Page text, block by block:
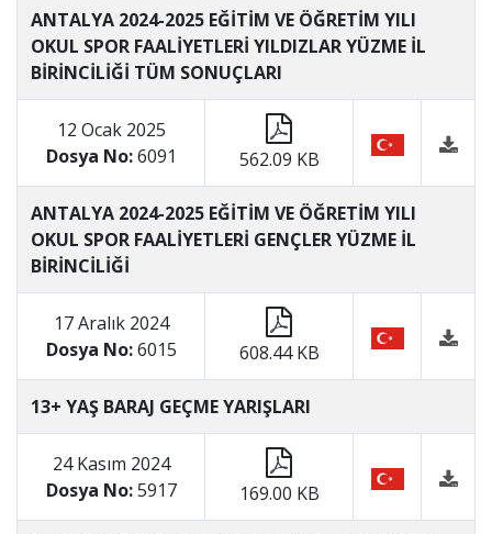
ANTALYA 2024-2025 EĞİTİM VE ÖĞRETİM YILI
OKUL SPOR FAALİYETLERİ YILDIZLAR YÜZME İL
BİRİNCİLİĞİ TÜM SONUÇLARI
12 Ocak 2025
Dosya No:6091 562.09 KB
ANTALYA 2024-2025 EĞİTİM VE ÖĞRETİM YILI
OKUL SPOR FAALİYETLERİ GENÇLER YÜZME İL
BİRİNCİLİĞİ
17 Aralık 2024
Dosya No:6015 608.44 KB
13+ YAŞ BARAJ GEÇME YARIŞLARI
24 Kasım 2024
Dosya No:5917 169.00 KB